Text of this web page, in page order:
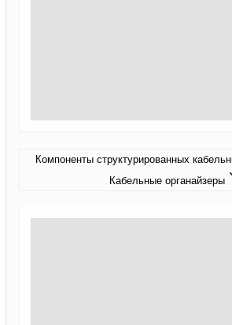
Компоненты структурированных
Кабельные органайзеры